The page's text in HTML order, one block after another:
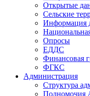
Открытые
Сельские
Информация
Опросы
ЕДДС
Финансовая
ФГКС
Администрация
Структура
Полномочия